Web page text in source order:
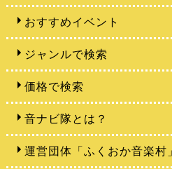
おすすめイベント
ジャンルで検索
価格で検索
音ナビ隊とは？
運営団体「ふくおか音楽村